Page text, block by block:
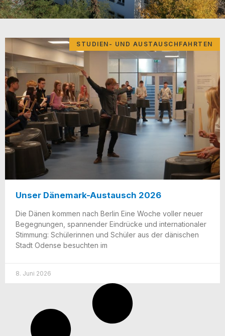
STUDIEN- UND AUSTAUSCHFAHRTEN
Unser Dänemark-Austausch 2026
Die Dänen kom­men nach Ber­lin Eine Woche vol­ler neu­er
Begeg­nun­gen, span­nen­der Ein­drü­cke und inter­na­tio­na­ler
Stim­mung: Schü­le­rin­nen und Schü­ler aus der däni­schen
Stadt Oden­se besuch­ten im
8. Juni 2026